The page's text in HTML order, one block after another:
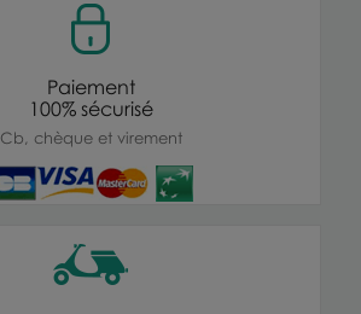
Paiement
100% sécurisé
Cb, chèque et virement